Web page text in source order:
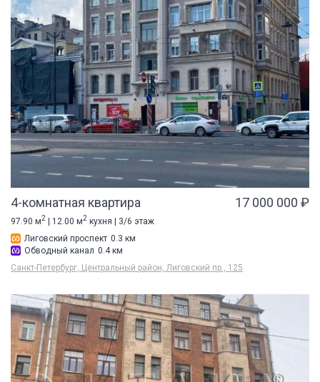
4-комнатная квартира 17 000 000 ₽
97.90 м2 | 12.00 м2 кухня | 3/6 этаж
Лиговский проспект 0.3 км
Обводный канал 0.4 км
Санкт-Петербург, Центральный район, Лиговский пр., 125